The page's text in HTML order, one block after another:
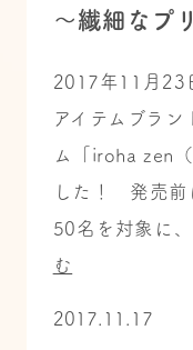
～繊細なプ
2017年11月23
アイテムブラ
ム「iroha zen
した！ 発売前
50名を対象に
む
2017.11.17